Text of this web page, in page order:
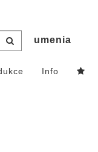
umenia
Info